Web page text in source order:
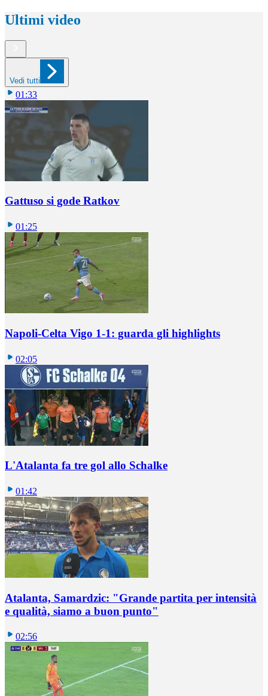
Ultimi video
Vedi tutti
01:33
Gattuso si gode Ratkov
01:25
Napoli-Celta Vigo 1-1: guarda gli highlights
02:05
L'Atalanta fa tre gol allo Schalke
01:42
Atalanta, Samardzic: "Grande partita per intensità
e qualità, siamo a buon punto"
02:56